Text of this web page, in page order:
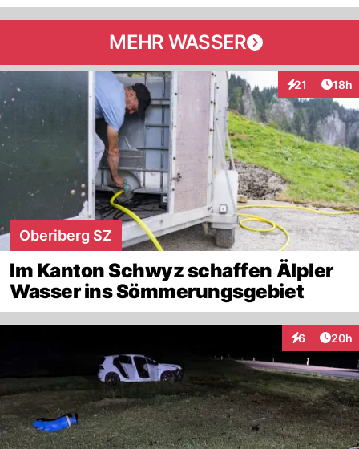
MEHR WASSER
21
Interaktionen
18h
Oberiberg SZ
Im Kanton Schwyz schaffen Älpler
Wasser ins Sömmerungsgebiet
6
Interaktionen
20h